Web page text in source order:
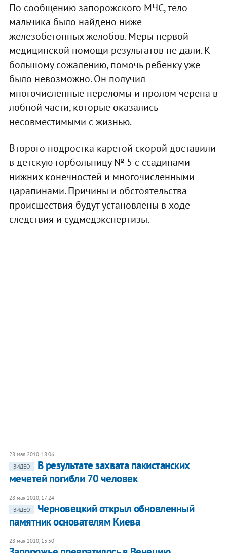
По сообщению запорожского МЧС, тело
мальчика было найдено ниже
железобетонных желобов. Меры первой
медицинской помощи результатов не дали. К
большому сожалению, помочь ребенку уже
было невозможно. Он получил
многочисленные переломы и пролом черепа в
лобной части, которые оказались
несовместимыми с жизнью.
Второго подростка каретой скорой доставили
в детскую горбольницу № 5 с ссадинами
нижних конечностей и многочисленными
царапинами. Причины и обстоятельства
происшествия будут установлены в ходе
следствия и судмедэкспертизы.
28 мая 2010, 18:06
ВИДЕО
В результате захвата пакистанских
мечетей погибли 70 человек
28 мая 2010, 17:24
ВИДЕО
Черновецкий открыл обновленный
памятник основателям Киева
28 мая 2010, 13:50